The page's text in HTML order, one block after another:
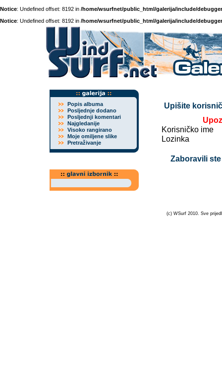
Notice: Undefined offset: 8192 in /home/wsurfnet/public_html/galerija/include/
Notice: Undefined offset: 8192 in /home/wsurfnet/public_html/galerija/include/
Popis albuma
Posljednje dodano
Posljednji komentari
Najgledanije
Visoko rangirano
Moje omiljene slike
Pretraživanje
Upišite
Korisničko ime
Lozinka
Zaboravili
(c) WSurf 2010. Sve